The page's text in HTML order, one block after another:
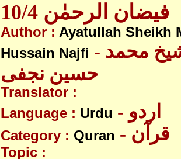
فیضان الرحمٰن 10/4
Author : Ayatullah Sheikh
Hussain Najfi - آیت اللہ شیخ محمد
حسین نجفی
Translator :
Language : Urdu - اردو
Category : Quran - قرآن
Topic :